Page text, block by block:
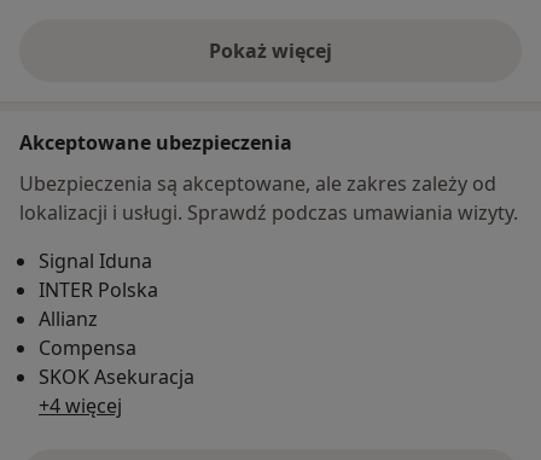
Pokaż więcej
o adresie
Akceptowane ubezpieczenia
Ubezpieczenia są akceptowane, ale zakres zależy od
lokalizacji i usługi. Sprawdź podczas umawiania wizyty.
Signal Iduna
INTER Polska
Allianz
Compensa
SKOK Asekuracja
+4 więcej